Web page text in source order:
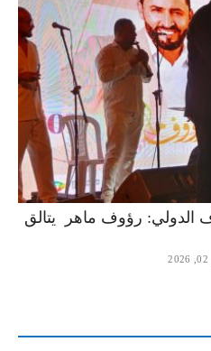
الدولي: رؤوف ماهر يتالق